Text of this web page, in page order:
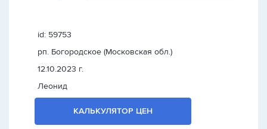
id: 59753
рп. Богородское (Московская обл.)
12.10.2023 г.
Леонид
КАЛЬКУЛЯТОР ЦЕН